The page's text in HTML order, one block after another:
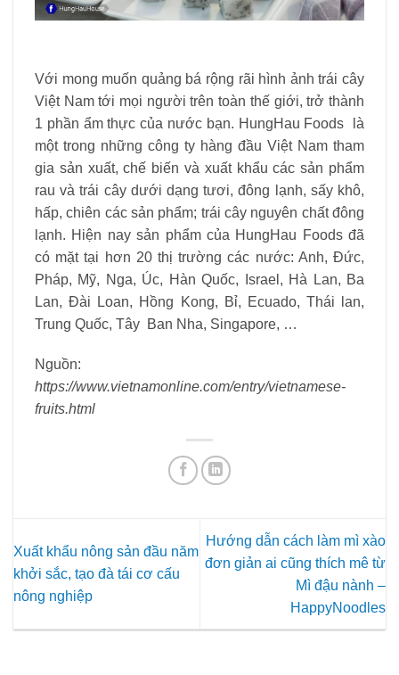
Với mong muốn quảng bá rộng rãi hình ảnh trái cây
Việt Nam tới mọi người trên toàn thế giới, trở thành
1 phần ẩm thực của nước bạn. HungHau Foods là
một trong những công ty hàng đầu Việt Nam tham
gia sản xuất, chế biến và xuất khẩu các sản phẩm
rau và trái cây dưới dạng tươi, đông lạnh, sấy khô,
hấp, chiên các sản phẩm; trái cây nguyên chất đông
lạnh. Hiện nay sản phẩm của HungHau Foods đã
có mặt tại hơn 20 thị trường các nước: Anh, Đức,
Pháp, Mỹ, Nga, Úc, Hàn Quốc, Israel, Hà Lan, Ba
Lan, Đài Loan, Hồng Kong, Bỉ, Ecuado, Thái lan,
Trung Quốc, Tây Ban Nha, Singapore, …
Nguồn:
https://www.vietnamonline.com/entry/vietnamese-
fruits.html
Xuất khẩu nông sản đầu năm
khởi sắc, tạo đà tái cơ cấu
nông nghiệp
Hướng dẫn cách làm mì xào
đơn giản ai cũng thích mê từ
Mì đậu nành –
HappyNoodles